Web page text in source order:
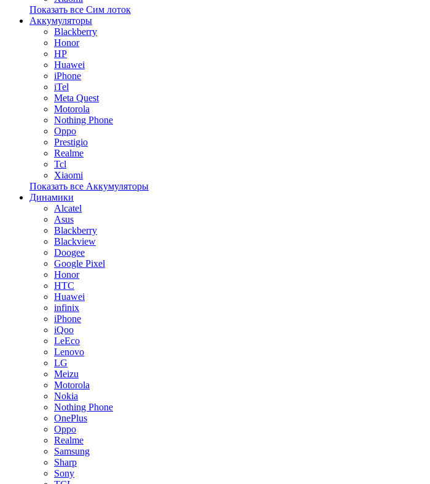
Показать все Сим лоток
Аккумуляторы
Blackberry
Honor
HP
Huawei
iPhone
iTel
Meta Quest
Motorola
Nothing Phone
Oppo
Prestigio
Realme
Tcl
Xiaomi
Показать все Аккумуляторы
Динамики
Alcatel
Asus
Blackberry
Blackview
Doogee
Google Pixel
Honor
HTC
Huawei
infinix
iPhone
iQoo
LeEco
Lenovo
LG
Meizu
Motorola
Nokia
Nothing Phone
OnePlus
Oppo
Realme
Samsung
Sharp
Sony